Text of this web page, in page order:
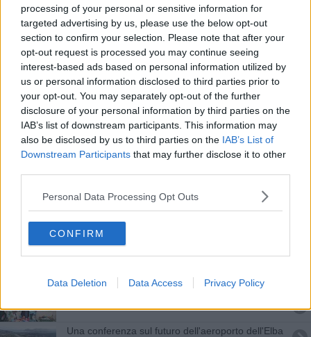
processing of your personal or sensitive information for
targeted advertising by us, please use the below opt-out
section to confirm your selection. Please note that after your
opt-out request is processed you may continue seeing
interest-based ads based on personal information utilized by
us or personal information disclosed to third parties prior to
your opt-out. You may separately opt-out of the further
disclosure of your personal information by third parties on the
IAB’s list of downstream participants. This information may
also be disclosed by us to third parties on the IAB’s List of
Downstream Participants that may further disclose it to other
Personal Data Processing Opt Outs
CONFIRM
Data Deletion Data Access Privacy Policy
Segnale di ripresa per l'economia locale. Bartolini "I dati ci
confermano una stagione turistica positiva"
All'Elba da Pisa e Milano Malpensa. Nuovo piano dei voli per la
stagione 2013
Campo boe di Pianosa, domani l'inaugurazione
Politica e Turismo nell'incontro pubblico del Pdl
Progetto Co.S.Mo, ci sono anche scuole dell'Elba
Guardia di Finanza, i numeri della stagione estiva
Lo zaino realizzato dai ragazzi vince il premio
Cicloturismo, la presentazione ufficiale domani a Portoferraio
Una conferenza sul futuro dell'aeroporto dell'Elba